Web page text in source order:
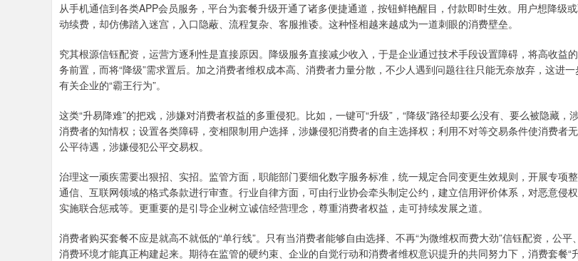
从手机通信到各类APP会员服务，平台为套餐升级开通了诸多便捷通道，按钮鲜艳醒目，付款即时生效。用户想降级
动续费，却仿佛踏入迷宫，入口隐蔽、流程复杂、客服推诿。这种怪相越来越成为一道刺眼的消费壁垒。
究其根源信钰配资，运营方逐利性是直接原因。降级服务直接减少收入，于是企业通过技术手段设置障碍，将高收益的
务前置，而将“降级”需求置后。加之消费者维权成本高、消费者力量分散，不少人遇到问题往往只能无奈放弃，这进一
有关企业的“霸王行为”。
这类“升易降难”的把戏，涉嫌对消费者权益的多重侵犯。比如，一键可“升级”，“降级”路径却要么没有、要么被隐藏，
消费者的知情权；设置各类障碍，变相限制用户选择，涉嫌侵犯消费者的自主选择权；利用不对等交易条件使消费者
公平待遇，涉嫌侵犯公平交易权。
治理这一顽疾需要出狠招、实招。监管方面，职能部门要细化数字服务标准，统一规定合同变更生效规则，开展专项
通信、互联网领域的格式条款进行审查。行业自律方面，可由行业协会牵头制定公约，建立信用评价体系，对恶意侵
实施联合惩戒等。更重要的是引导企业树立诚信经营理念，尊重消费者权益，走可持续发展之道。
消费者购买套餐不应是就高不就低的“单行线”。只有当消费者能够自由选择、不再“为微维权而费大劲”信钰配资，公平
消费环境才能真正构建起来。期待在监管的硬约束、企业的自觉行动和消费者维权意识提升的共同努力下，消费套餐“